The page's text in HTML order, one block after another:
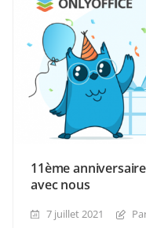
11ème
avec nous
7 juillet 2021